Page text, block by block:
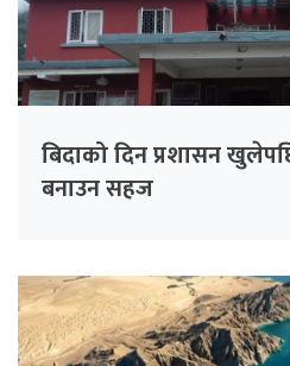
बिदाको दिन प्रशासन खुलेपछि
बनाउन सहज